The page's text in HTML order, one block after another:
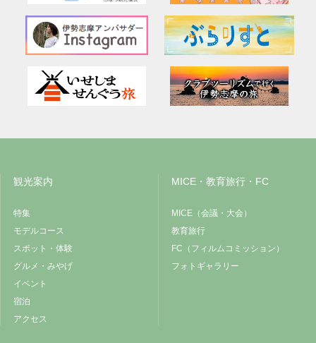
観光案内
特集
モデルコース
スポット・体験
グルメ・みやげ
イベント
宿泊
アクセス
MICE・教育旅行・FC
MICE（会議・大会）
教育旅行
FC（フィルムコミッション）
フォトギャラリー